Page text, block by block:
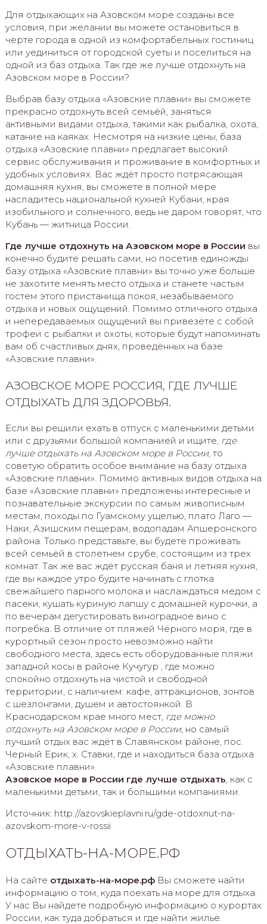
Для отдыхающих на Азовском море созданы все
условия, при желании вы можете остановиться в
черте города в одной из комфортабельных гостиниц
или уединиться от городской суеты и поселиться на
одной из баз отдыха. Так где же лучше отдохнуть на
Азовском море в России?
Выбрав базу отдыха «Азовские плавни» вы сможете
прекрасно отдохнуть всей семьёй, заняться
активными видами отдыха, такими как рыбалка, охота,
катание на каяках. Несмотря на низкие цены, база
отдыха «Азовские плавни» предлагает высокий
сервис обслуживания и проживание в комфортных и
удобных условиях. Вас ждёт просто потрясающая
домашняя кухня, вы сможете в полной мере
насладитесь национальной кухней Кубани, края
изобильного и солнечного, ведь не даром говорят, что
Кубань — житница России.
Где лучше отдохнуть на Азовском море в России вы
конечно будите решать сами, но посетив единожды
базу отдыха «Азовские плавни» вы точно уже больше
не захотите менять место отдыха и станете частым
гостем этого пристанища покоя, незабываемого
отдыха и новых ощущений. Помимо отличного отдыха
и непередаваемых ощущений вы привезёте с собой
трофеи с рыбалки и охоты, которые будут напоминать
вам об счастливых днях, проведённых на базе
«Азовские плавни».
АЗОВСКОЕ МОРЕ РОССИЯ, ГДЕ ЛУЧШЕ
ОТДЫХАТЬ ДЛЯ ЗДОРОВЬЯ.
Если вы решили ехать в отпуск с маленькими детьми
или с друзьями большой компанией и ищите, где
лучше отдыхать на Азовском море в России, то
советую обратить особое внимание на базу отдыха
«Азовские плавни». Помимо активных видов отдыха на
базе «Азовские плавни» предложены интересные и
познавательные экскурсии по самым живописным
местам, походы по Гуамскому ущелью, плато Лаго —
Наки, Азишским пещерам, водопадам Апшеронского
района. Только представьте, вы будете проживать
всей семьёй в столетнем срубе, состоящим из трех
комнат. Так же вас ждёт русская баня и летняя кухня,
где вы каждое утро будите начинать с глотка
свежайшего парного молока и наслаждаться медом с
пасеки, кушать куриную лапшу с домашней курочки, а
по вечерам дегустировать виноградное вино с
погребка. В отличие от пляжей Чёрного моря, где в
курортный сезон просто невозможно найти
свободного места, здесь есть оборудованные пляжи
западной косы в районе Кучугур , где можно
спокойно отдохнуть на чистой и свободной
территории, с наличием: кафе, аттракционов, зонтов
с шезлонгами, душем и автостоянкой. В
Краснодарском крае много мест, где можно
отдохнуть на Азовском море в России, но самый
лучший отдых вас ждёт в Славянском районе, пос.
Черный Ерик, х. Ставки, где и находиться база отдыха
«Азовские плавни».
Азовское море в России где лучше отдыхать, как с
маленькими детьми, так и большими компаниями.
Источник: http://azovskieplavni.ru/gde-otdoxnut-na-
azovskom-more-v-rossii
ОТДЫХАТЬ-НА-МОРЕ.РФ
На сайте отдыхать-на-море.рфВы сможете найти
информацию о том, куда поехать на море для отдыха.
У нас Вы найдете подробную информацию о курортах
России, как туда добраться и где найти жильё.